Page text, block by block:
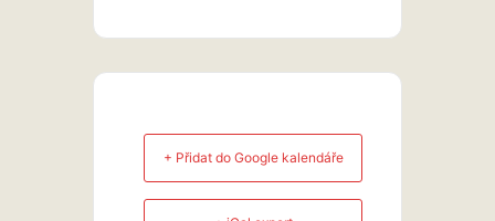
+ Přidat do Google kalendáře